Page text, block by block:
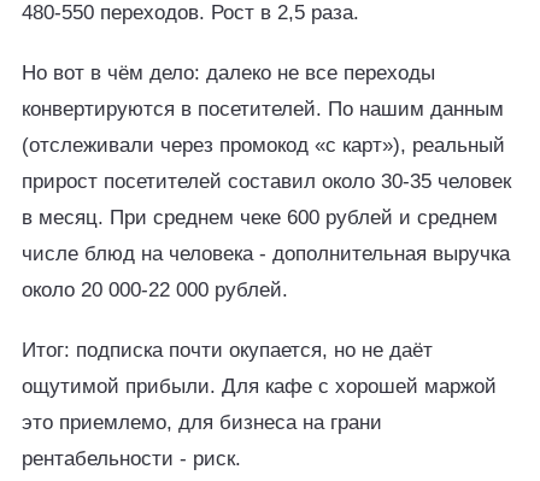
480-550 переходов. Рост в 2,5 раза.
Но вот в чём дело: далеко не все переходы
конвертируются в посетителей. По нашим данным
(отслеживали через промокод «с карт»), реальный
прирост посетителей составил около 30-35 человек
в месяц. При среднем чеке 600 рублей и среднем
числе блюд на человека - дополнительная выручка
около 20 000-22 000 рублей.
Итог: подписка почти окупается, но не даёт
ощутимой прибыли. Для кафе с хорошей маржой
это приемлемо, для бизнеса на грани
рентабельности - риск.